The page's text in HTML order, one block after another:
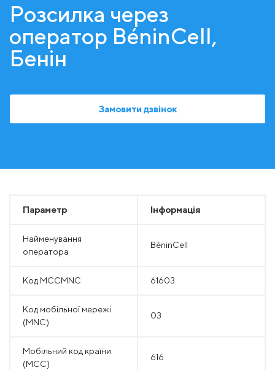
Розсилка через
оператор BéninCell,
Бенін
Замовити дзвінок
Параметр Інформація
Найменування
оператора
BéninCell
Код MCCMNC 61603
Код мобільної мережі
(MNC)
03
Мобільний код країни
(MCC)
616